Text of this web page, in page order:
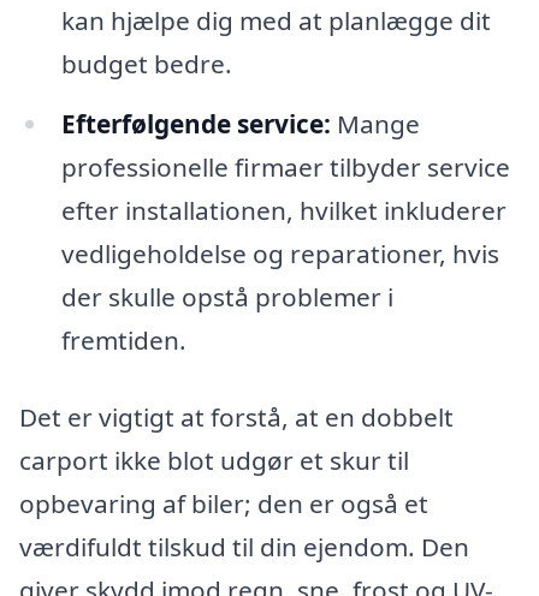
kan hjælpe dig med at planlægge dit
budget bedre.
Efterfølgende service: Mange
professionelle firmaer tilbyder service
efter installationen, hvilket inkluderer
vedligeholdelse og reparationer, hvis
der skulle opstå problemer i
fremtiden.
Det er vigtigt at forstå, at en dobbelt
carport ikke blot udgør et skur til
opbevaring af biler; den er også et
værdifuldt tilskud til din ejendom. Den